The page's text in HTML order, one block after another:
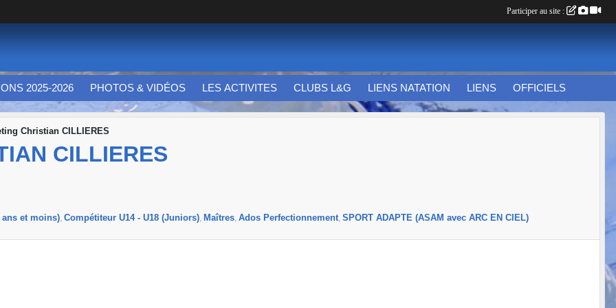
2025-2026 PHOTOS & VIDÉOS LES ACTIVITES CLUBS L&G LIENS NATATION LIENS OFFICIELS
Christian CILLIERES
CILLIERES
et moins) Compétiteur U14 - U18 (Juniors) Maîtres Ados Perfectionnement SPORT ADAPTE (ASAM avec ARC EN CIEL)
Participer au site :